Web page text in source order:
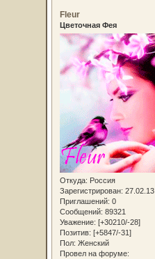
Fleur
Цветочная Фея
Откуда: Россия
Зарегистрирован: 27.02.13
Приглашений: 0
Сообщений: 89321
Уважение: [+30210/-28]
Позитив: [+5847/-31]
Пол: Женский
Провел на форуме: